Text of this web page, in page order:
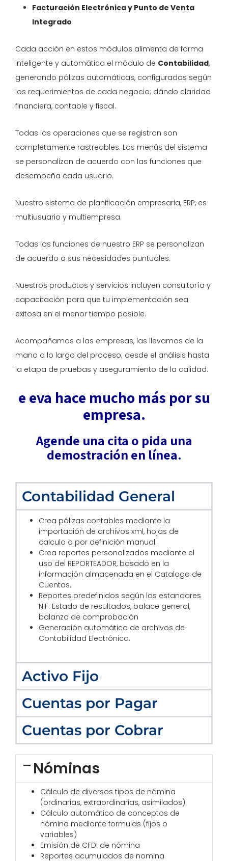
Facturación Electrónica y Punto de Venta
Integrado
Cada acción en estos módulos alimenta de forma
inteligente y automática el módulo de Contabilidad,
generando pólizas automáticas, configuradas según
los requerimientos de cada negocio; dándo claridad
financiera, contable y fiscal.
Todas las operaciones que se registran son
completamente rastreables. Los menús del sistema
se personalizan de acuerdo con las funciones que
desempeña cada usuario.
Nuestro sistema de planificación empresaria, ERP, es
multiusuario y multiempresa.
Todas las funciones de nuestro ERP se personalizan
de acuerdo a sus necesidades puntuales.
Nuestros productos y servicios incluyen consultoría y
capacitación para que tu implementación sea
exitosa en el menor tiempo posible.
Acompañamos a las empresas, las llevamos de la
mano a lo largo del proceso; desde el análisis hasta
la etapa de pruebas y aseguramiento de la calidad.
e eva hace mucho más por su
empresa.
Agende una cita o pida una
demostración en línea.
Contabilidad General
Crea pólizas contables mediante la
importación de archivos xml, hojas de
calculo o por definición manual.
Crea reportes personalizados mediante el
uso del REPORTEADOR, basado en la
información almacenada en el Catalogo de
Cuentas.
Reportes predefinidos según los estandares
NIF: Estado de resultados, balace general,
balanza de comprobación
Generación automática de archivos de
Contabilidad Electrónica.
Activo Fijo
Cuentas por Pagar
Cuentas por Cobrar
Nóminas
Cálculo de diversos tipos de nómina
(ordinarias, extraordinarias, asimilados)
Cálculo automático de conceptos de
nómina mediante formulas (fijos o
variables)
Emisión de CFDI de nómina
Reportes acumulados de nomina